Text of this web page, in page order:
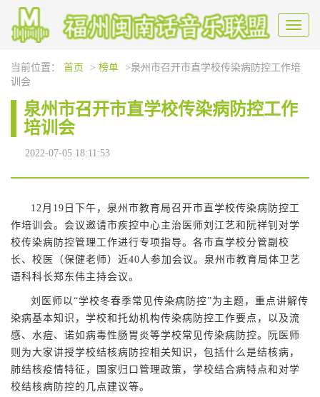
Toggle
当前位置： 首页 > 榜单
>泉州市召开市直学校传染病防控工作培
训会
泉州市召开市直学校传染病防控工作
培训会
2022-07-05 18:11:53
12月19日下午，泉州市教育局召开市直学校传染病防控工
作培训会。会议邀请市疾控中心主治医师刘江艺和阮祥钊对学
校传染病防控管理工作进行专项指导。各市直学校分管副校
长、校医（保健老师）近40人参加会议。泉州市教育局体卫艺
语科科长郑东伟主持会议。
刘医师以“学校冬春季常见传染病防控”为主题，重点讲解传
染病基本知识，学校和托幼机构传染病防控工作要点，以及流
感、水痘、诺如病毒性肠胃炎等学校常见传染病防控。阮医师
则为大家讲授学校结核病防控相关知识，包括什么是结核病，
肺结核疫情特征，国家归口管理政策，学校结合病特点和对学
校结核病防控的几点建议等。